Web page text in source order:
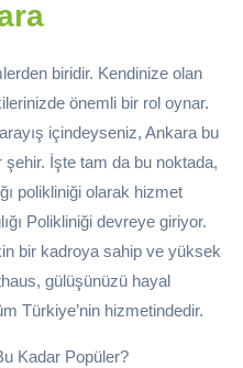
biridir. Kendinize olan
önemli bir rol oynar.
içindeyseniz, Ankara bu
İşte tam da bu noktada,
polikliniği olarak hizmet
Polikliniği devreye giriyor.
bir kadroya sahip ve yüksek
gülüşünüzü hayal
Türkiye’nin hizmetindedir.
Kadar Popüler?